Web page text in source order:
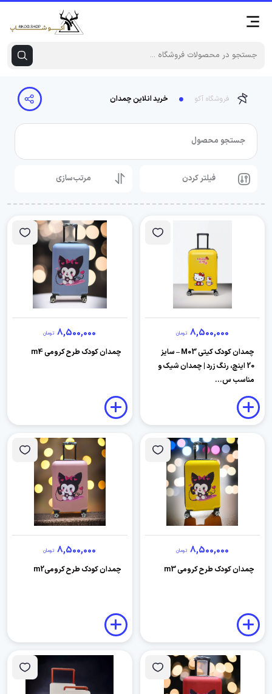
فروشگاه آکو خرید انلاین چمدان
جستجو محصول
فیلتر کردن مرتب‌سازی
8,500,000 تومان
چمدان کودک کیتی M03 – سایز
20 اینچ، رنگ زرد | چمدان شیک و
مناسب س...
8,500,000 تومان
چمدان کودک طرح کرومی m4
8,500,000 تومان
چمدان کودک طرح کرومی m3
8,500,000 تومان
چمدان کودک طرح کرومیm2